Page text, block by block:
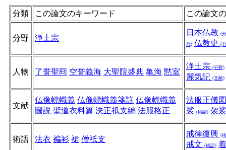
分類 この論文のキーワード この論文
分野 浄土宗
日本仏教 (
代) 仏教史 (
人物 了誉聖冏 空誉義海 大聖院盛典 亀海 黙室
浄土宗 (分野)
麗気記 (文献)
文献
仏像幖幟義 仏像幖幟義箋註 仏像幖幟義
圖説 聖道衣料篇 決正祇支編 法服格正
法服正儀
裟 (術語) 袈
術語 法衣 褊衫 裙 僧祇支
戒律復興 (
戒文 (術語)